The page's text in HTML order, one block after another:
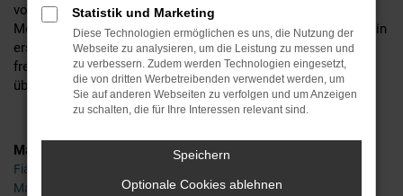
vor dem Verkauf nach Frankfurt am Main in unserer
Meisterwerkstatt durchgecheckt. Sie dürfen sich somit auf ein
erstklassige gepflegtes Fahrzeug in einwandfreiem Zustand
freuen und erwerben automobile Zuverlässigkeit, die meist
über viele Jahre gewährleistet ist.
Marken
Fiat
Mazda
Statistik und Marketing
Diese Technologien ermöglichen es uns, die Nutzung der
Webseite zu analysieren, um die Leistung zu messen und
zu verbessern. Zudem werden Technologien eingesetzt,
die von dritten Werbetreibenden verwendet werden, um
Sie auf anderen Webseiten zu verfolgen und um Anzeigen
zu schalten, die für Ihre Interessen relevant sind.
Speichern
Optionale Cookies ablehnen